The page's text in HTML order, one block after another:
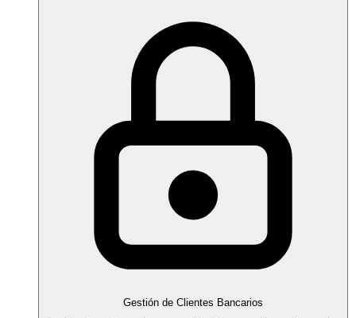
Gestión de Clientes Bancarios